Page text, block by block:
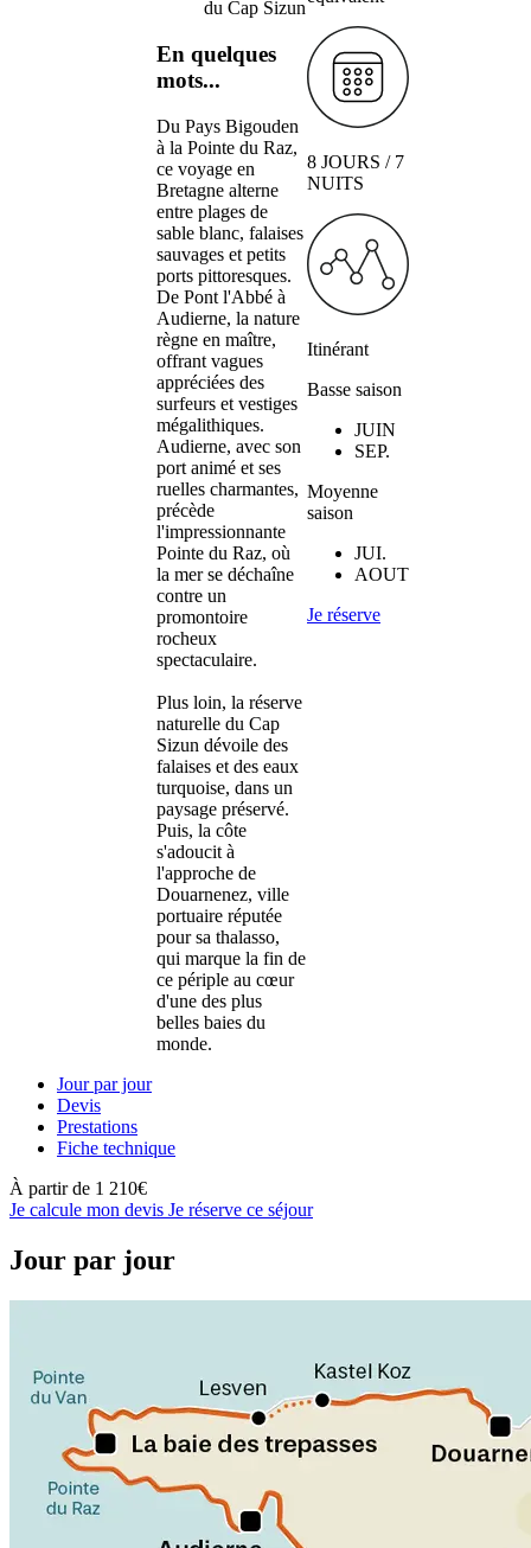
du Cap Sizun
En quelques
mots...
Du Pays Bigouden
à la Pointe du Raz,
ce voyage en
Bretagne alterne
entre plages de
sable blanc, falaises
sauvages et petits
ports pittoresques.
De Pont l'Abbé à
Audierne, la nature
règne en maître,
offrant vagues
appréciées des
surfeurs et vestiges
mégalithiques.
Audierne, avec son
port animé et ses
ruelles charmantes,
précède
l'impressionnante
Pointe du Raz, où
la mer se déchaîne
contre un
promontoire
rocheux
spectaculaire.
Plus loin, la réserve
naturelle du Cap
Sizun dévoile des
falaises et des eaux
turquoise, dans un
paysage préservé.
Puis, la côte
s'adoucit à
l'approche de
Douarnenez, ville
portuaire réputée
pour sa thalasso,
qui marque la fin de
ce périple au cœur
d'une des plus
belles baies du
monde.
8 JOURS / 7
NUITS
Itinérant
Basse saison
JUIN
SEP.
Moyenne
saison
JUI.
AOUT
Je réserve
Jour par jour
Devis
Prestations
Fiche technique
À partir de 1 210€
Je calcule mon devis Je réserve ce séjour
Jour par jour